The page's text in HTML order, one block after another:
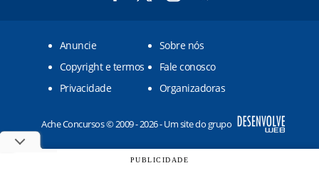
Anuncie
Sobre nós
Copyright e termos
Fale conosco
Privacidade
Organizadoras
Ache Concursos © 2009 - 2026 - Um site do grupo
PUBLICIDADE